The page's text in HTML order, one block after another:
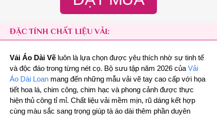
ĐẶC TÍNH CHẤT LIỆU VẢI:
Vải Áo Dài Vẽ luôn là lựa chọn được yêu thích nhờ sự tinh tế
và độc đáo trong từng nét cọ. Bộ sưu tập năm 2026 của Vải
Áo Dài Loan mang đến những mẫu vải vẽ tay cao cấp với họa
tiết hoa lá, chim công, chim hạc và phong cảnh được thực
hiện thủ công tỉ mỉ. Chất liệu vải mềm mịn, rũ dáng kết hợp
cùng màu sắc sang trọng giúp tà áo dài thêm phần duyên